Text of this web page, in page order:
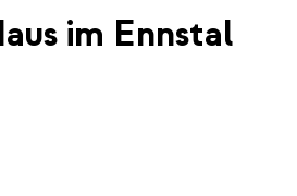
im Ennstal